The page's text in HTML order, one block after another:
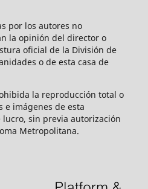
por los autores no
la opinión del director o
oficial de la División de
o de esta casa de
la reproducción total o
e imágenes de esta
sin previa autorización
Metropolitana.